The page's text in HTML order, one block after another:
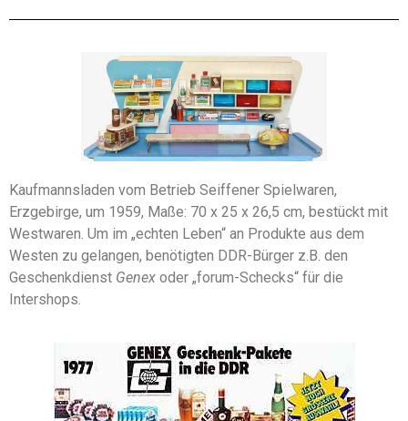
Kaufmannsladen vom Betrieb Seiffener Spielwaren,
Erzgebirge, um 1959, Maße: 70 x 25 x 26,5 cm, bestückt mit
Westwaren. Um im „echten Leben“ an Produkte aus dem
Westen zu gelangen, benötigten DDR-Bürger z.B. den
Geschenkdienst Genex oder „forum-Schecks“ für die
Intershops.